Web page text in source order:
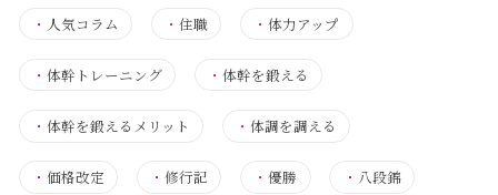
・ 人気コラム ・住職 ・体力アップ
・ 体幹トレーニング ・体幹を鍛える
・ 体幹を鍛えるメリット ・体調を調える
・ 価格改定 ・修行記 ・優勝 ・ 八段錦